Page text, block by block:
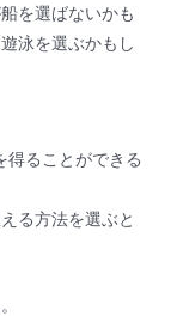
を選ばないかも
泳を選ぶかもし
得ることができる
る方法を選ぶと